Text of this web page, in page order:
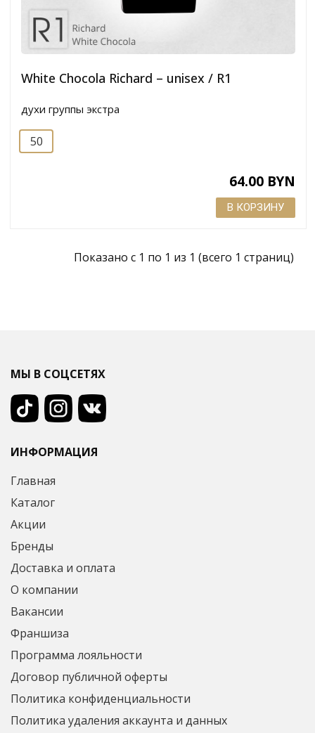
White Chocola Richard – unisex / R1
духи группы экстра
50
64.00 BYN
В КОРЗИНУ
Показано с 1 по 1 из 1 (всего 1 страниц)
МЫ В СОЦСЕТЯХ
ИНФОРМАЦИЯ
Главная
Каталог
Акции
Бренды
Доставка и оплата
О компании
Вакансии
Франшиза
Программа лояльности
Договор публичной оферты
Политика конфиденциальности
Политика удаления аккаунта и данных